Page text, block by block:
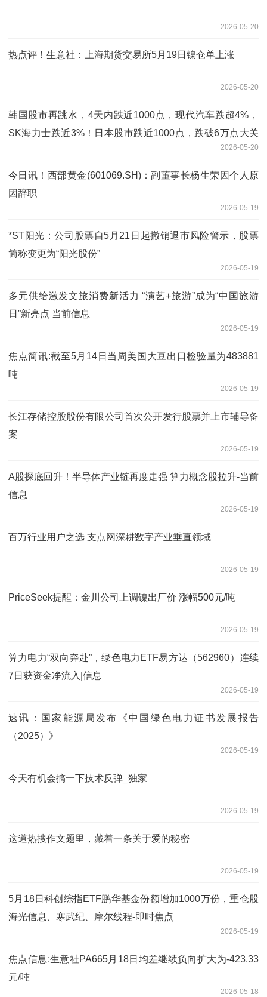
2026-05-20
热点评！生意社：上海期货交易所5月19日镍仓单上涨
2026-05-20
韩国股市再跳水，4天内跌近1000点，现代汽车跌超4%，
SK海力士跌近3%！日本股市跌近1000点，跌破6万点大关
2026-05-20
今日讯！西部黄金(601069.SH)：副董事长杨生荣因个人原
因辞职
2026-05-19
*ST阳光：公司股票自5月21日起撤销退市风险警示，股票
简称变更为“阳光股份”
2026-05-19
多元供给激发文旅消费新活力 “演艺+旅游”成为“中国旅游
日”新亮点 当前信息
2026-05-19
焦点简讯:截至5月14日当周美国大豆出口检验量为483881
吨
2026-05-19
长江存储控股股份有限公司首次公开发行股票并上市辅导备
案
2026-05-19
A股探底回升！半导体产业链再度走强 算力概念股拉升-当前
信息
2026-05-19
百万行业用户之选 支点网深耕数字产业垂直领域
2026-05-19
PriceSeek提醒：金川公司上调镍出厂价 涨幅500元/吨
2026-05-19
算力电力“双向奔赴”，绿色电力ETF易方达（562960）连续
7日获资金净流入|信息
2026-05-19
速讯：国家能源局发布《中国绿色电力证书发展报告
（2025）》
2026-05-19
今天有机会搞一下技术反弹_独家
2026-05-19
这道热搜作文题里，藏着一条关于爱的秘密
2026-05-19
5月18日科创综指ETF鹏华基金份额增加1000万份，重仓股
海光信息、寒武纪、摩尔线程-即时焦点
2026-05-19
焦点信息:生意社PA665月18日均差继续负向扩大为-423.33
元/吨
2026-05-18